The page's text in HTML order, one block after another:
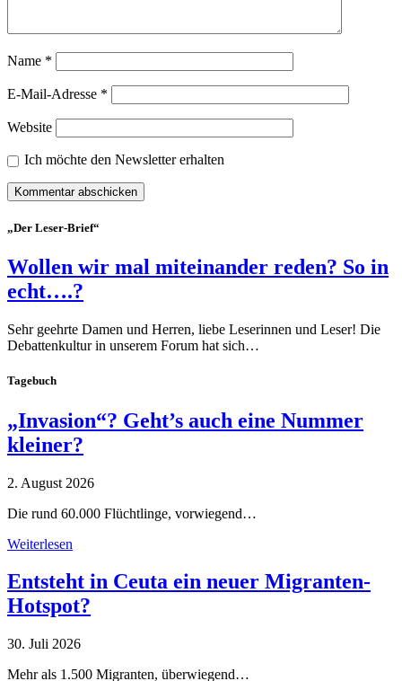
Name *
E-Mail-Adresse *
Website
Ich möchte den Newsletter erhalten
„Der Leser-Brief“
Wollen wir mal miteinander reden? So in
echt….?
Sehr geehrte Damen und Herren, liebe Leserinnen und Leser! Die
Debattenkultur in unserem Forum hat sich…
Tagebuch
„Invasion“? Geht’s auch eine Nummer
kleiner?
2. August 2026
Die rund 60.000 Flüchtlinge, vorwiegend…
Weiterlesen
Entsteht in Ceuta ein neuer Migranten-
Hotspot?
30. Juli 2026
Mehr als 1.500 Migranten, überwiegend…